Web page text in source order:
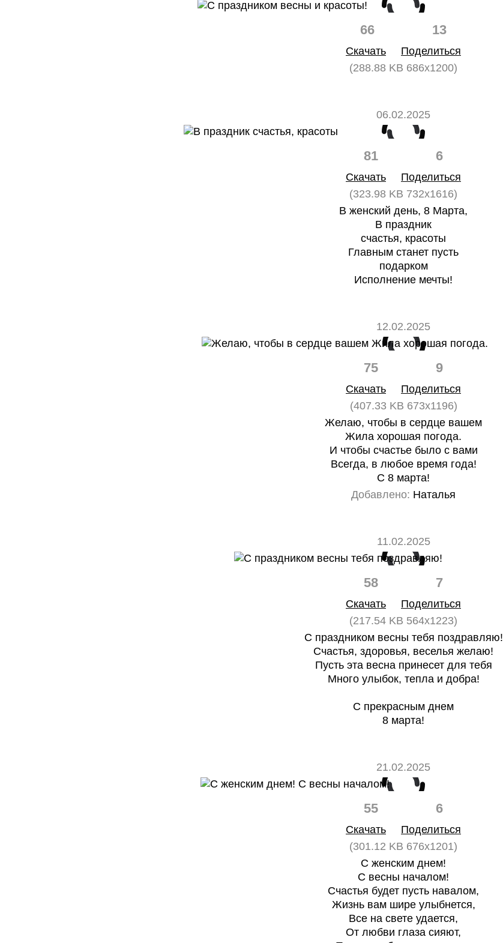
66 13
Скачать
Поделиться
(288.88 KB 686x1200)
06.02.2025
81 6
Скачать
Поделиться
(323.98 KB 732x1616)
В женский день, 8 Марта,
В праздник
счастья, красоты
Главным станет пусть
подарком
Исполнение мечты!
12.02.2025
75 9
Скачать
Поделиться
(407.33 KB 673x1196)
Желаю, чтобы в сердце вашем
Жила хорошая погода.
И чтобы счастье было с вами
Всегда, в любое время года!
С 8 марта!
Добавлено: Наталья
11.02.2025
58 7
Скачать
Поделиться
(217.54 KB 564x1223)
С праздником весны тебя поздравляю!
Счастья, здоровья, веселья желаю!
Пусть эта весна принесет для тебя
Много улыбок, тепла и добра!
С прекрасным днем
8 марта!
21.02.2025
55 6
Скачать
Поделиться
(301.12 KB 676x1201)
С женским днем!
С весны началом!
Счастья будет пусть навалом,
Жизнь вам шире улыбнется,
Все на свете удается,
От любви глаза сияют,